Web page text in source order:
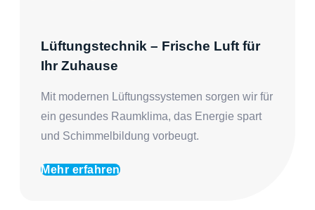
Lüftungstechnik – Frische Luft für
Ihr Zuhause
Mit modernen Lüftungssystemen sorgen wir für
ein gesundes Raumklima, das Energie spart
und Schimmelbildung vorbeugt.
Mehr erfahren